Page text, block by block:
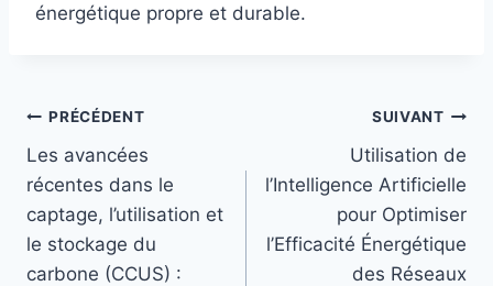
énergétique propre et durable.
Navigation
de
l’article
PRÉCÉDENT
Les avancées
récentes dans le
captage, l’utilisation et
le stockage du
carbone (CCUS) :
SUIVANT
Utilisation de
l’Intelligence Artificielle
pour Optimiser
l’Efficacité Énergétique
des Réseaux